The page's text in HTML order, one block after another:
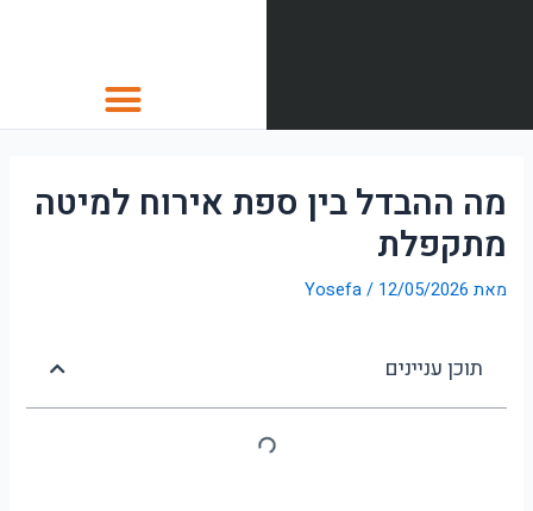
כסאות לפינת אוכל
סלון
מה ההבדל בין ספת אירוח למיטה
מתקפלת
מאת Yosefa/ 12/05/2026
תוכן עניינים